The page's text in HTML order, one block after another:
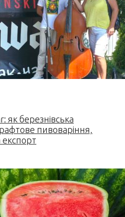
як березнівська
пивоваріння,
експорт